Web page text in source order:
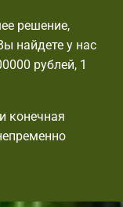
решение,
найдете у нас
рублей, 1
конечная